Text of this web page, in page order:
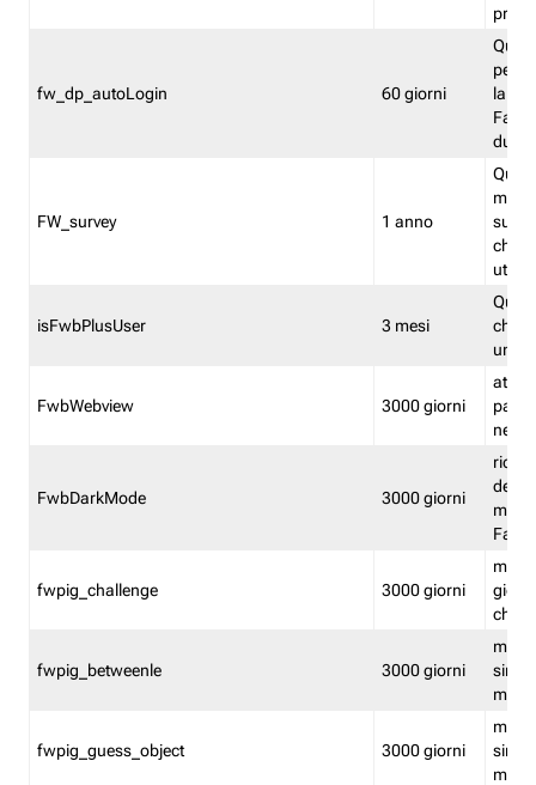
fw_dp_autoLogin 60 giorni
la
FW_survey 1 anno
utenti
isFwbPlusUser 3 mesi
che
una
FwbWebview 3000 giorni
attiva
FwbDarkMode 3000 giorni
fwpig_challenge 3000 giorni
fwpig_betweenle 3000 giorni
fwpig_guess_object 3000 giorni